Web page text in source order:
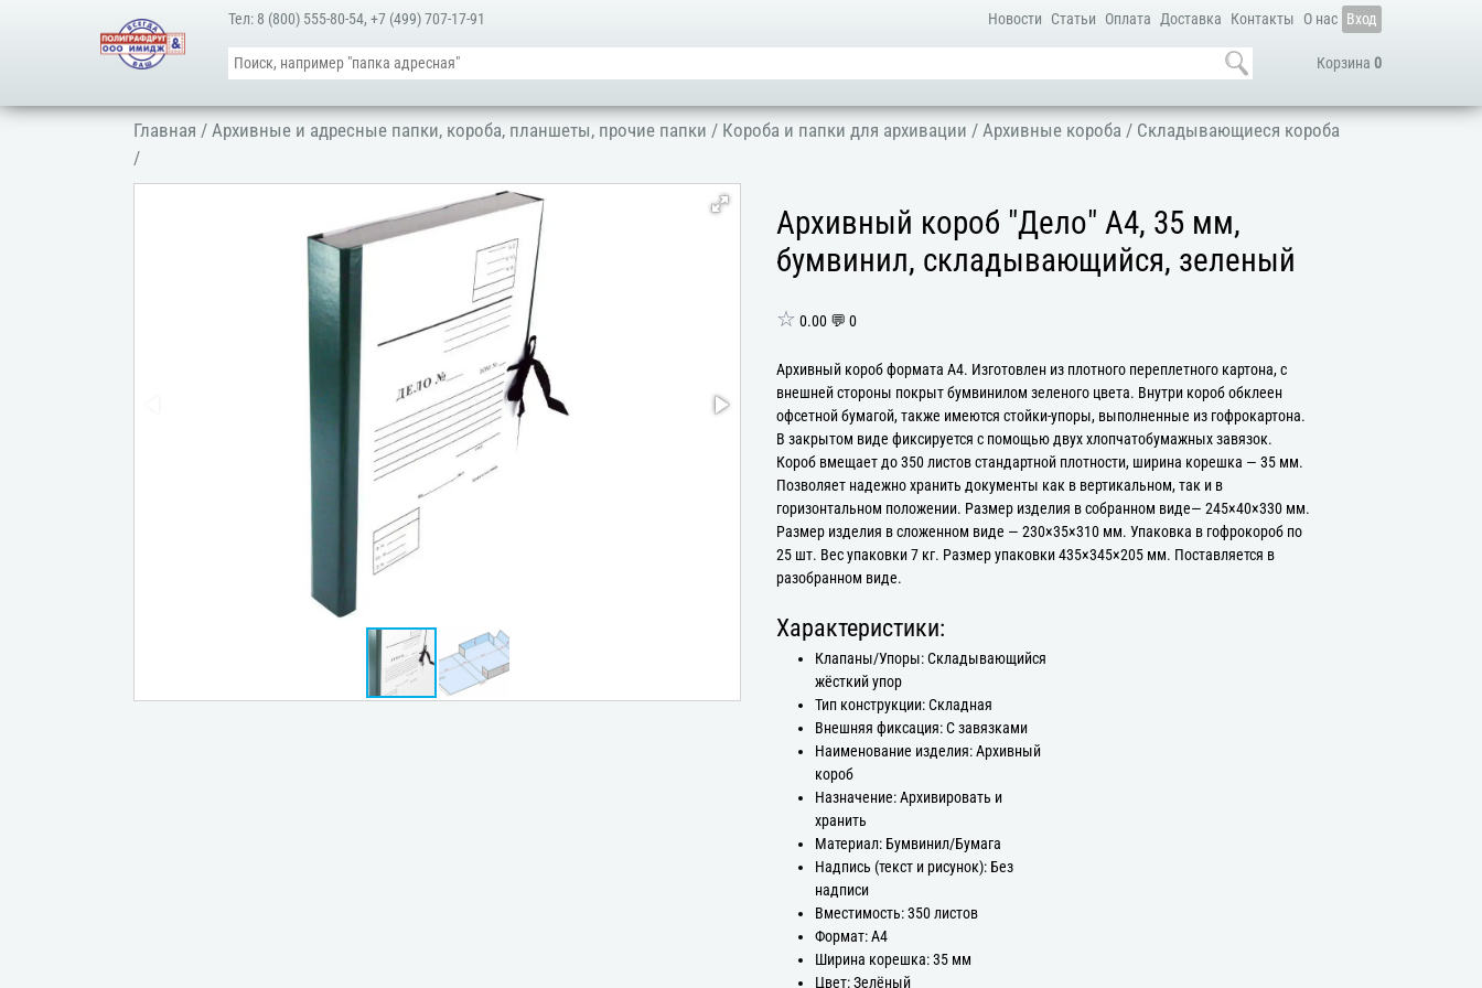
Новости Статьи Оплата Доставка Контакты О нас Вход
Корзина 0
Тел: 8 (800) 555-80-54,+7 (499) 707-17-91
Главная /Архивные и адресные папки, короба, планшеты, прочие папки / Короба и папки для архивации /Архивные короба / Складывающиеся короба
/
Архивный короб "Дело" А4, 35 мм,
бумвинил, складывающийся, зеленый
☆ 0.00 💬 0
Архивный короб формата А4. Изготовлен из плотного переплетного картона, с
внешней стороны покрыт бумвинилом зеленого цвета. Внутри короб обклеен
офсетной бумагой, также имеются стойки-упоры, выполненные из гофрокартона.
В закрытом виде фиксируется с помощью двух хлопчатобумажных завязок.
Короб вмещает до 350 листов стандартной плотности, ширина корешка — 35 мм.
Позволяет надежно хранить документы как в вертикальном, так и в
горизонтальном положении. Размер изделия в собранном виде— 245×40×330 мм.
Размер изделия в сложенном виде — 230×35×310 мм. Упаковка в гофрокороб по
25 шт. Вес упаковки 7 кг. Размер упаковки 435×345×205 мм. Поставляется в
разобранном виде.
Характеристики:
Клапаны/Упоры: Складывающийся
жёсткий упор
Тип конструкции: Складная
Внешняя фиксация: С завязками
Наименование изделия: Архивный
короб
Назначение: Архивировать и
хранить
Материал: Бумвинил/Бумага
Надпись (текст и рисунок): Без
надписи
Вместимость: 350 листов
Формат: А4
Ширина корешка: 35 мм
Цвет: Зелёный